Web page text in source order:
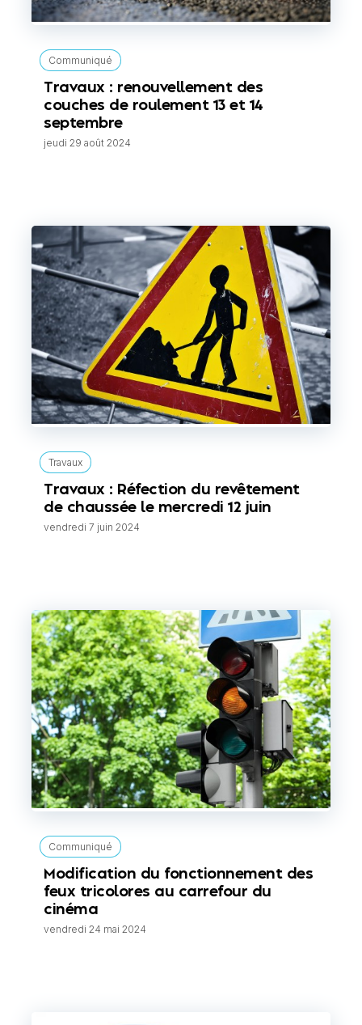
Communiqué
Travaux : renouvellement des
couches de roulement 13 et 14
septembre
jeudi 29 août 2024
Travaux
Travaux : Réfection du revêtement
de chaussée le mercredi 12 juin
vendredi 7 juin 2024
Communiqué
Modification du fonctionnement des
feux tricolores au carrefour du
cinéma
vendredi 24 mai 2024